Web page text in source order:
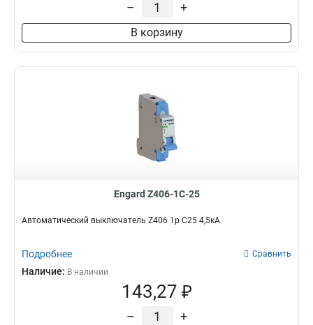
– +
В корзину
Engard Z406-1C-25
Автоматический выключатель Z406 1р C25 4,5кА
Подробнее Сравнить
Наличие: В наличии
143,27 ₽
– +